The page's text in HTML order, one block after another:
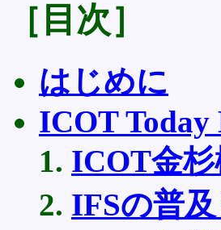
［目次］
はじめに
ICOT Today
ICOT金
IFSの普